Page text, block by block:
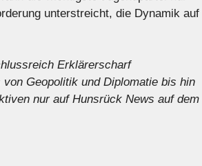
unterstreicht, die Dynamik auf
Erklärerscharf
von Geopolitik und Diplomatie bis hin
nur auf Hunsrück News auf dem